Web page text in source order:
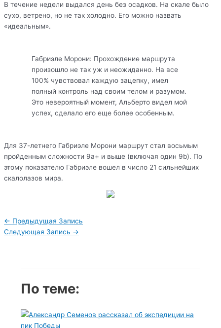
В течение недели выдался день без осадков. На скале было
сухо, ветрено, но не так холодно. Его можно назвать
«идеальным».
Габриэле Морони: Прохождение маршрута
произошло не так уж и неожиданно. На все
100% чувствовал каждую зацепку, имел
полный контроль над своим телом и разумом.
Это невероятный момент, Альберто видел мой
успех, сделало его еще более особенным.
Для 37-летнего Габриэле Морони маршрут стал восьмым
пройденным сложности 9а+ и выше (включая один 9b). По
этому показателю Габриэле вошел в число 21 сильнейших
скалолазов мира.
Навигация
по
← Предыдущая Запись
Следующая Запись →
По теме: